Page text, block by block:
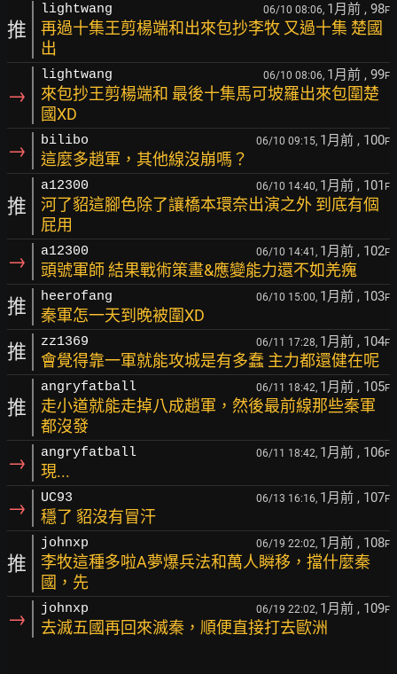
推
lightwang 06/10 08:06, 1月前 , 98F
再過十集王剪楊端和出來包抄李牧 又過十集 楚國
出
→
lightwang 06/10 08:06, 1月前 , 99F
來包抄王剪楊端和 最後十集馬可坡羅出來包圍楚
國XD
→ bilibo 06/10 09:15, 1月前 , 100F
這麼多趙軍，其他線沒崩嗎？
推
a12300 06/10 14:40, 1月前 , 101 F
河了貂這腳色除了讓橋本環奈出演之外 到底有個
屁用
→ a12300 06/10 14:41, 1月前 , 102F
頭號軍師 結果戰術策畫&應變能力還不如羌瘣
推 heerofang 06/10 15:00, 1月前 , 103F
秦軍怎一天到晚被圍XD
推 zz1369 06/11 17:28, 1月前 , 104F
會覺得靠一軍就能攻城是有多蠢 主力都還健在呢
推
angryfatball 06/11 18:42, 1月前 , 105F
走小道就能走掉八成趙軍，然後最前線那些秦軍
都沒發
→ angryfatball 06/11 18:42, 1月前 , 106F
現...
→ UC93 06/13 16:16, 1月前 , 107F
穩了 貂沒有冒汗
推
johnxp 06/19 22:02, 1月前 , 108F
李牧這種多啦A夢爆兵法和萬人瞬移，擋什麼秦
國，先
→ johnxp 06/19 22:02, 1月前 , 109F
去滅五國再回來滅秦，順便直接打去歐洲